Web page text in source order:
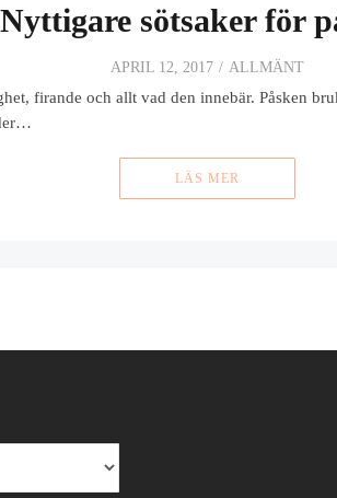
Nyttigare sötsaker för
APRIL 12, 2017 ALLMÄNT
firande och allt vad den innebär. Påsken
LÄS MER